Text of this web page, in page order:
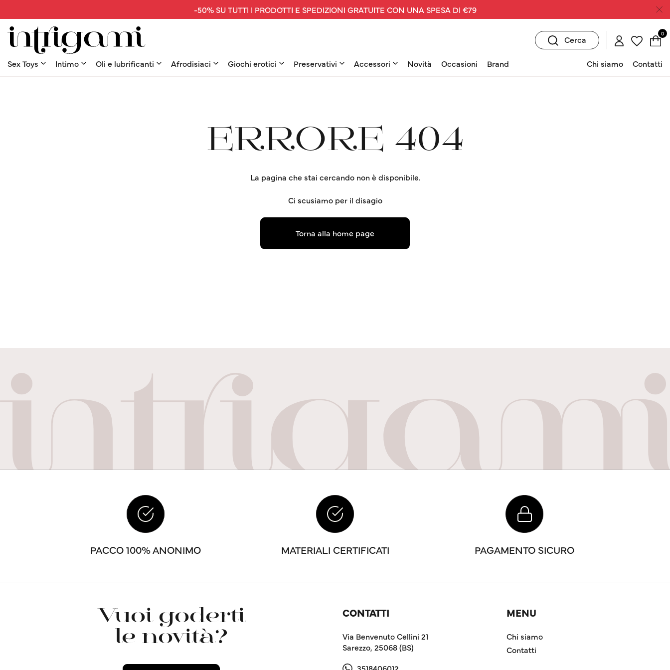
-50% SU TUTTI I PRODOTTI E SPEDIZIONI GRATUITE CON UNA SPESA DI €79
Cerca
0
Sex Toys Intimo Oli e lubrificanti Afrodisiaci Giochi erotici Preservativi Accessori Novità Occasioni Brand Chi siamo Contatti
ERRORE 404
La pagina che stai cercando non è disponibile.
Ci scusiamo per il disagio
Torna alla home page
PACCO 100% ANONIMO MATERIALI CERTIFICATI PAGAMENTO SICURO
Vuoi goderti
le novità?
CONTATTI
Via Benvenuto Cellini 21
Sarezzo, 25068 (BS)
MENU
Chi siamo
Contatti